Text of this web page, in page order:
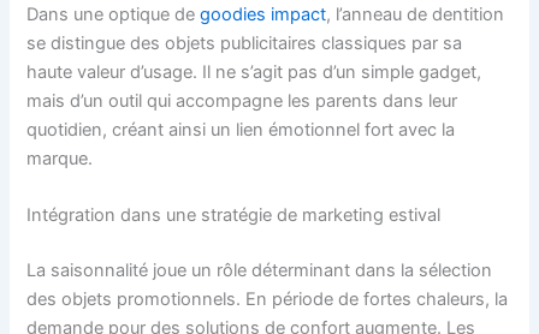
Dans une optique degoodies impact, l’anneau de dentition
se distingue des objets publicitaires classiques par sa
haute valeur d’usage. Il ne s’agit pas d’un simple gadget,
mais d’un outil qui accompagne les parents dans leur
quotidien, créant ainsi un lien émotionnel fort avec la
marque.
Intégration dans une stratégie de marketing estival
La saisonnalité joue un rôle déterminant dans la sélection
des objets promotionnels. En période de fortes chaleurs, la
demande pour des solutions de confort augmente. Les